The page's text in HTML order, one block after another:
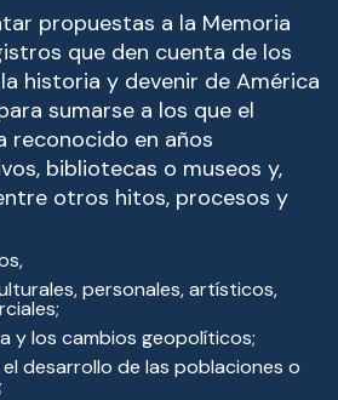
propuestas a la Memoria
que den cuenta de los
historia y devenir de América
sumarse a los que el
reconocido en años
bibliotecas o museos y,
otros hitos, procesos y
personales, artísticos,
y los cambios geopolíticos;
desarrollo de las poblaciones o